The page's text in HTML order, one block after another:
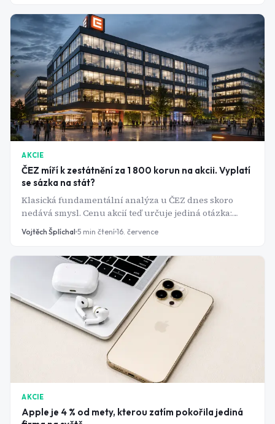
AKCIE
ČEZ míří k zestátnění za 1 800 korun na akcii. Vyplatí
se sázka na stát?
Klasická fundamentální analýza u ČEZ dnes skoro
nedává smysl. Cenu akcií teď určuje jediná otázka:
kolik a kdy zaplatí stát za vytěsnění menšinových
akcionářů.
Vojtěch Šplíchal 5 min čtení 16. července
AKCIE
Apple je 4 % od mety, kterou zatím pokořila jediná